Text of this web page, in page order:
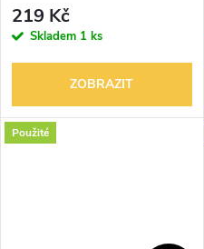
219 Kč
Skladem 1 ks
ZOBRAZIT
Použité